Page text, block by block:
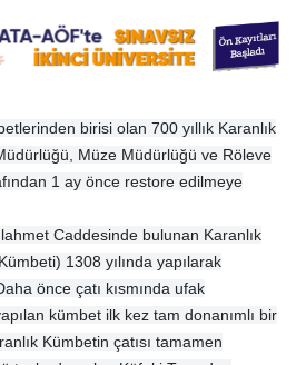
birisi olan 700 yıllık Karanlık
Müze Müdürlüğü ve Röleve
1 ay önce restore edilmeye
Caddesinde bulunan Karanlık
1308 yılında yapılarak
önce çatı kısmında ufak
kümbet ilk kez tam donanımlı bir
Kümbetin çatısı tamamen